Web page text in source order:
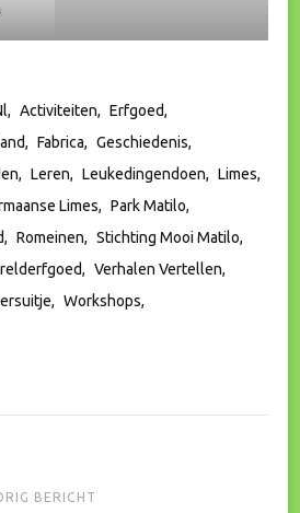
Activiteiten
Erfgoed
Fabrica
Geschiedenis
Leren Leukedingendoen
Limes
Limes
Park Matilo
Romeinen
Stichting Mooi Matilo
Verhalen Vertellen
Workshops
BERICHT